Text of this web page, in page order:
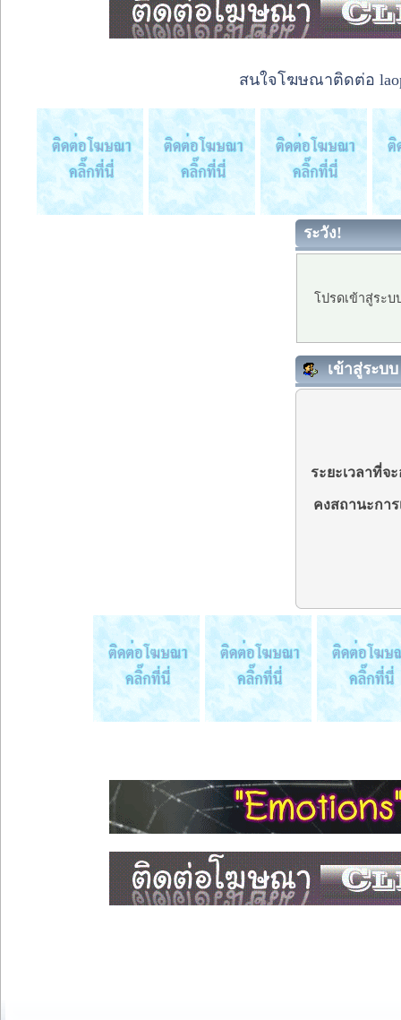
สนใจโฆษณาติดต่อ
ระวัง!
โปรดเข้าสู่ระ
เข้าสู่ระบบ
ระยะเวลาที่จ
คงสถานะกา